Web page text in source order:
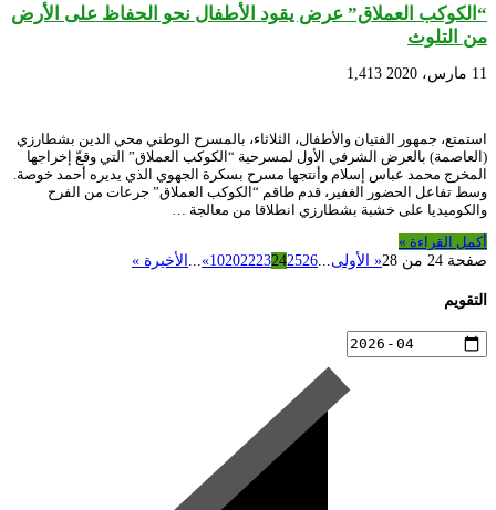
“الكوكب العملاق” عرض يقود الأطفال نحو الحفاظ على الأرض
من التلوث
11 مارس، 2020 1,413
استمتع، جمهور الفتيان والأطفال، الثلاثاء، بالمسرح الوطني محي الدين بشطارزي
(العاصمة) بالعرض الشرفي الأول لمسرحية “الكوكب العملاق” التي وقعّ إخراجها
المخرج محمد عباس إسلام وأنتجها مسرح بسكرة الجهوي الذي يديره أحمد خوصة.
وسط تفاعل الحضور الغفير، قدم طاقم “الكوكب العملاق” جرعات من الفرح
والكوميديا على خشبة بشطارزي انطلاقا من معالجة …
أكمل القراءة »
صفحة 24 من 28
« الأولى...
10202223242526
»
... الأخيرة »
التقويم